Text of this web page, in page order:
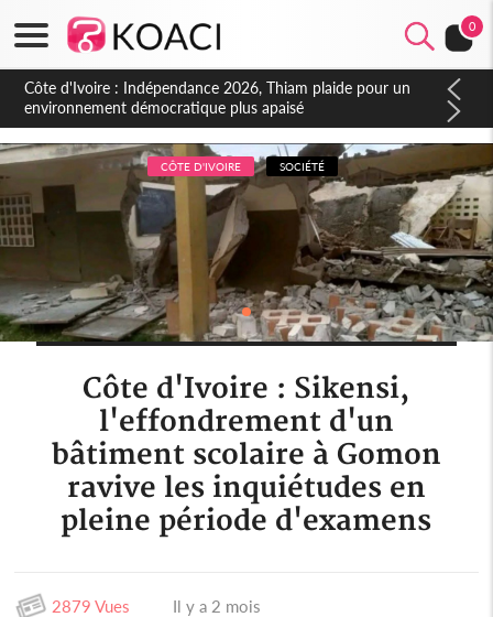
0
Côte d'Ivoire : Concours INFAS 2026, les convocations
seront disponibles à compter du samedi
CÔTE D'IVOIRE SOCIÉTÉ
Côte d'Ivoire : Sikensi,
l'effondrement d'un
bâtiment scolaire à Gomon
ravive les inquiétudes en
pleine période d'examens
2879 Vues Il y a 2 mois